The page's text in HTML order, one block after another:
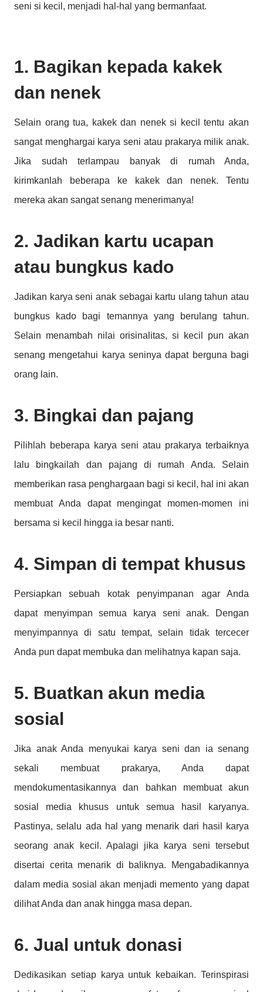
seni si kecil, menjadi hal-hal yang bermanfaat.
1. Bagikan kepada kakek
dan nenek
Selain orang tua, kakek dan nenek si kecil tentu akan
sangat menghargai karya seni atau prakarya milik anak.
Jika sudah terlampau banyak di rumah Anda,
kirimkanlah beberapa ke kakek dan nenek. Tentu
mereka akan sangat senang menerimanya!
2. Jadikan kartu ucapan
atau bungkus kado
Jadikan karya seni anak sebagai kartu ulang tahun atau
bungkus kado bagi temannya yang berulang tahun.
Selain menambah nilai orisinalitas, si kecil pun akan
senang mengetahui karya seninya dapat berguna bagi
orang lain.
3. Bingkai dan pajang
Pilihlah beberapa karya seni atau prakarya terbaiknya
lalu bingkailah dan pajang di rumah Anda. Selain
memberikan rasa penghargaan bagi si kecil, hal ini akan
membuat Anda dapat mengingat momen-momen ini
bersama si kecil hingga ia besar nanti.
4. Simpan di tempat khusus
Persiapkan sebuah kotak penyimpanan agar Anda
dapat menyimpan semua karya seni anak. Dengan
menyimpannya di satu tempat, selain tidak tercecer
Anda pun dapat membuka dan melihatnya kapan saja.
5. Buatkan akun media
sosial
Jika anak Anda menyukai karya seni dan ia senang
sekali membuat prakarya, Anda dapat
mendokumentasikannya dan bahkan membuat akun
sosial media khusus untuk semua hasil karyanya.
Pastinya, selalu ada hal yang menarik dari hasil karya
seorang anak kecil. Apalagi jika karya seni tersebut
disertai cerita menarik di baliknya. Mengabadikannya
dalam media sosial akan menjadi memento yang dapat
dilihat Anda dan anak hingga masa depan.
6. Jual untuk donasi
Dedikasikan setiap karya untuk kebaikan. Terinspirasi